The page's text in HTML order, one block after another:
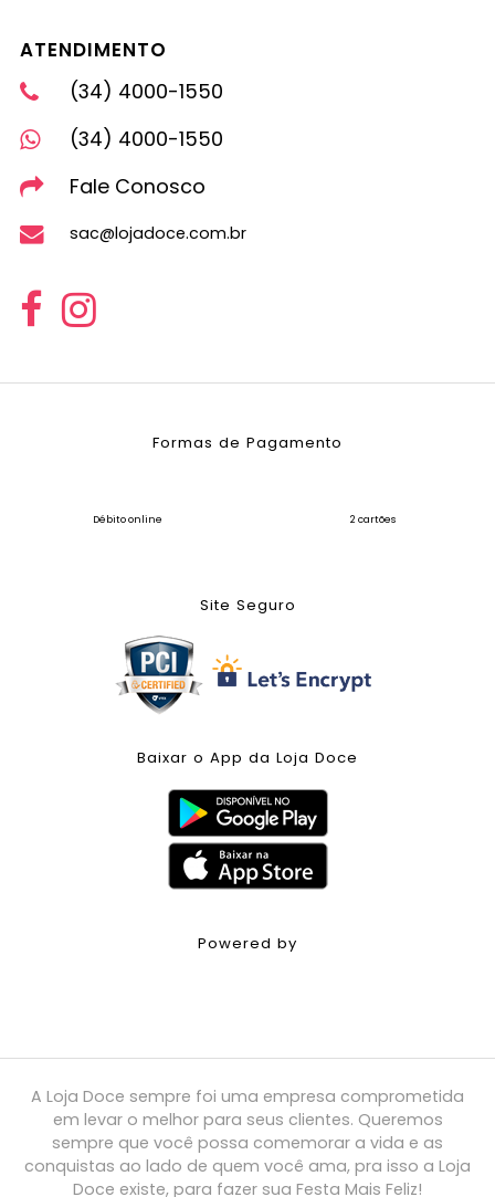
ATENDIMENTO
(34) 4000-1550
(34) 4000-1550
Fale Conosco
sac@lojadoce.com.br
Formas de Pagamento
Débito online 2 cartões
Site Seguro
Baixar o App da Loja Doce
Powered by
A Loja Doce sempre foi uma empresa comprometida
em levar o melhor para seus clientes. Queremos
sempre que você possa comemorar a vida e as
conquistas ao lado de quem você ama, pra isso a Loja
Doce existe, para fazer sua Festa Mais Feliz!